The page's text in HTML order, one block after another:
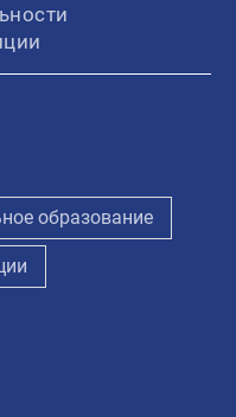
образование